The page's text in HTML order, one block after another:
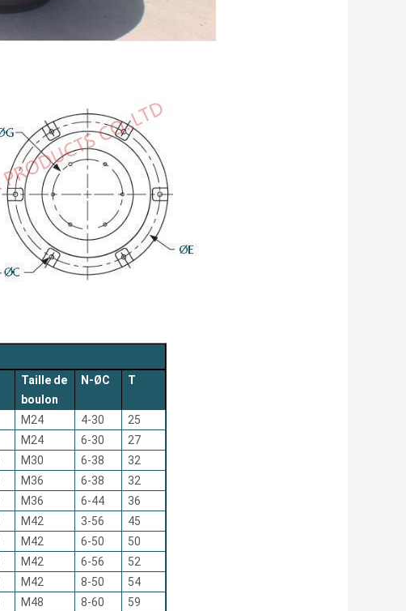
Taille de
boulon
N-ØC T
M24 4-30
25
M24 6-30
27
M30 6-38
32
M36 6-38
32
M36 6-44
36
M42 3-56
45
M42 6-50
50
M42 6-56
52
M42 8-50
54
M48 8-60
59